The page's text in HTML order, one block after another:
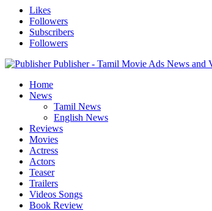
Likes
Followers
Subscribers
Followers
Publisher - Tamil Movie Ads News and
Home
News
Tamil News
English News
Reviews
Movies
Actress
Actors
Teaser
Trailers
Videos Songs
Book Review